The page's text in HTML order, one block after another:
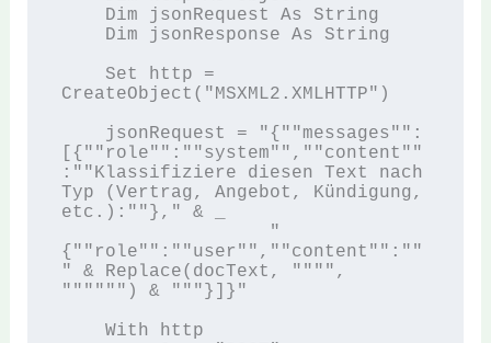
CreateObject("MSXML2.XMLHTTP")
[{""role"":""system"",""content""
:""Klassifiziere diesen Text nach
Typ (Vertrag, Angebot, Kündigung,
etc.):""}," & _
{""role"":""user"",""content"":""
" & Replace(docText, """",
"""""") & """}]}"
    With http